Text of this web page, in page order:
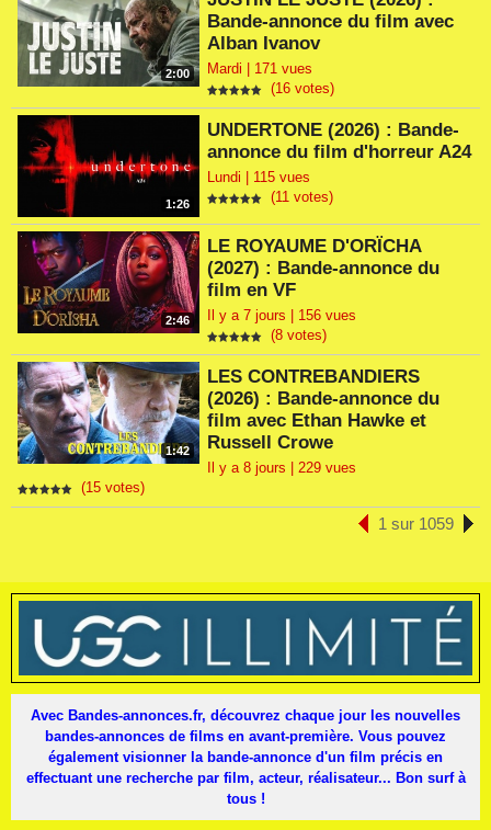
2:00
Bande-annonce du film avec
Alban Ivanov
Mardi | 171 vues
(16 votes)
1:26
UNDERTONE (2026) : Bande-
annonce du film d'horreur A24
Lundi | 115 vues
(11 votes)
2:46
LE ROYAUME D'ORÏCHA
(2027) : Bande-annonce du
film en VF
Il y a 7 jours | 156 vues
(8 votes)
1:42
LES CONTREBANDIERS
(2026) : Bande-annonce du
film avec Ethan Hawke et
Russell Crowe
Il y a 8 jours | 229 vues
(15 votes)
1 sur 1059
Avec Bandes-annonces.fr, découvrez chaque jour les nouvelles
bandes-annonces de films en avant-première. Vous pouvez
également visionner la bande-annonce d'un film précis en
effectuant une recherche par film, acteur, réalisateur... Bon surf à
tous !